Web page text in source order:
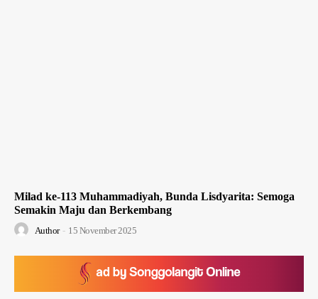
Milad ke-113 Muhammadiyah, Bunda Lisdyarita: Semoga
Semakin Maju dan Berkembang
Author - 15 November 2025